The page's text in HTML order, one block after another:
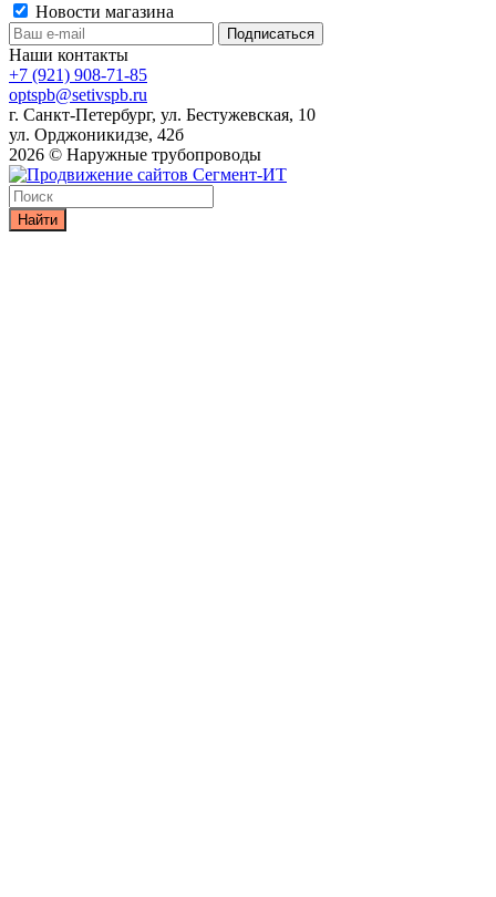
Новости магазина
Наши контакты
+7 (921) 908-71-85
optspb@setivspb.ru
г. Санкт-Петербург, ул. Бестужевская, 10
ул. Орджоникидзе, 42б
2026 © Наружные трубопроводы
Найти